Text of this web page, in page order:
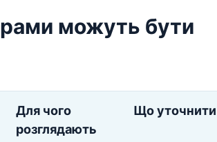
можуть бути
Для чого
розглядають
Що уточнити